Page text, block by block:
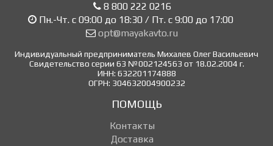
8 800 222 0216
Пн.-Чт. с 09:00 до 18:30 / Пт. с 9:00 до 17:00
opt@mayakavto.ru
Индивидуальный предприниматель Михалев Олег Васильевич
Свидетельство серии 63 №002124563 от 18.02.2004 г.
ИНН: 632201174888
ОГРН: 304632004900232
ПОМОЩЬ
Контакты
Доставка